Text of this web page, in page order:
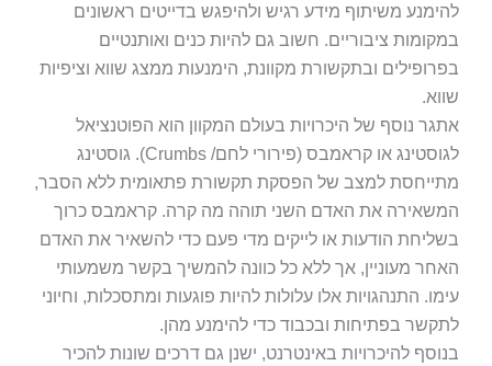
משיתוף מידע רגיש ולהיפגש בדייטים ראשונים
ציבוריים. חשוב גם להיות כנים ואותנטיים
ובתקשורת מקוונת, הימנעות ממצג שווא וציפיות
נוסף של היכרויות בעולם המקוון הוא הפוטנציאל
לגוסטינג או קראמבס (פירורי לחם/ Crumbs). גוסטינג
למצב של הפסקת תקשורת פתאומית ללא הסבר,
את האדם השני תוהה מה קרה. קראמבס כרוך
הודעות או לייקים מדי פעם כדי להשאיר את האדם
מעוניין, אך ללא כל כוונה להמשיך בקשר משמעותי
התנהגויות אלו עלולות להיות פוגעות ומתסכלות, וחיוני
בפתיחות ובכבוד כדי להימנע מהן.
להיכרויות באינטרנט, ישנן גם דרכים שונות להכיר